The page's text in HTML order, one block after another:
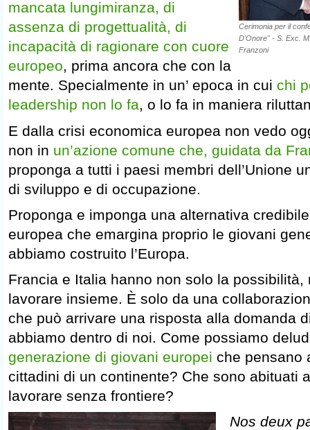
Cerimonia per il
D'Onore" - S. Exc.
Franzoni
mancata lungimiranza, di
assenza di progettualità, di
incapacità di ragionare con cuore
europeo, prima ancora che con la
mente. Specialmente in un’ epoca in cui chi
leadership non lo fa, o lo fa in maniera
E dalla crisi economica europea non vedo
non in un’azione comune che, guidata da
proponga a tutti i paesi membri dell’Unione
di sviluppo e di occupazione.
Proponga e imponga una alternativa
europea che emargina proprio le giovani
abbiamo costruito l’Europa.
Francia e Italia hanno non solo la possibilità,
lavorare insieme. È solo da una
che può arrivare una risposta alla domanda
abbiamo dentro di noi. Come possiamo
generazione di giovani europei che pensano
cittadini di un continente? Che sono abituati
lavorare senza frontiere?
Nos deux